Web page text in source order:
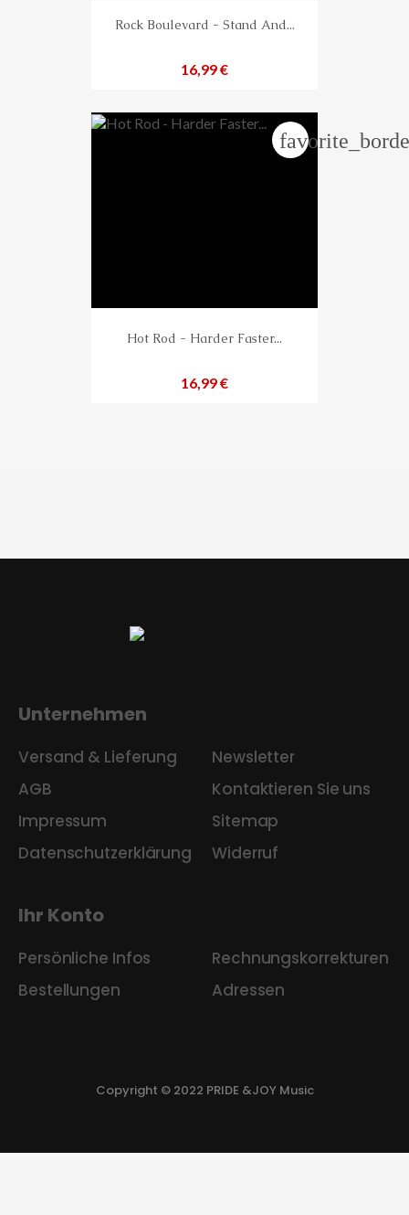
Rock Boulevard - Stand And...
Preis
16,99 €
Hot Rod - Harder Faster...
Preis
16,99 €
Unternehmen
Versand & Lieferung
AGB
Impressum
Datenschutzerklärung
Newsletter
Kontaktieren Sie uns
Sitemap
Widerruf
Ihr Konto
Persönliche Infos
Bestellungen
Rechnungskorrekturen
Adressen
Copyright © 2022 PRIDE &JOY Music